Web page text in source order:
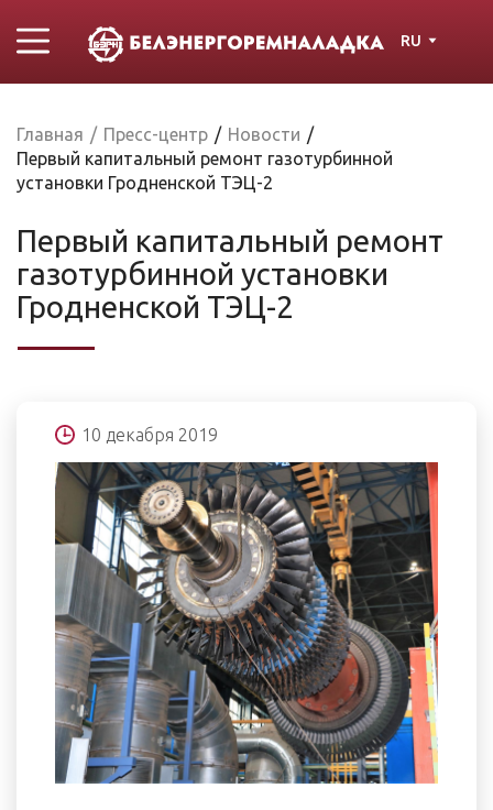
RU
Главная / Пресс-центр / Новости /
Первый капитальный ремонт газотурбинной
установки Гродненской ТЭЦ-2
Первый капитальный ремонт
газотурбинной установки
Гродненской ТЭЦ-2
10 декабря 2019